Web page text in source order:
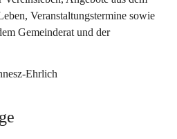
Veranstaltungstermine sowie
Gemeinderat und der
Ehrlich